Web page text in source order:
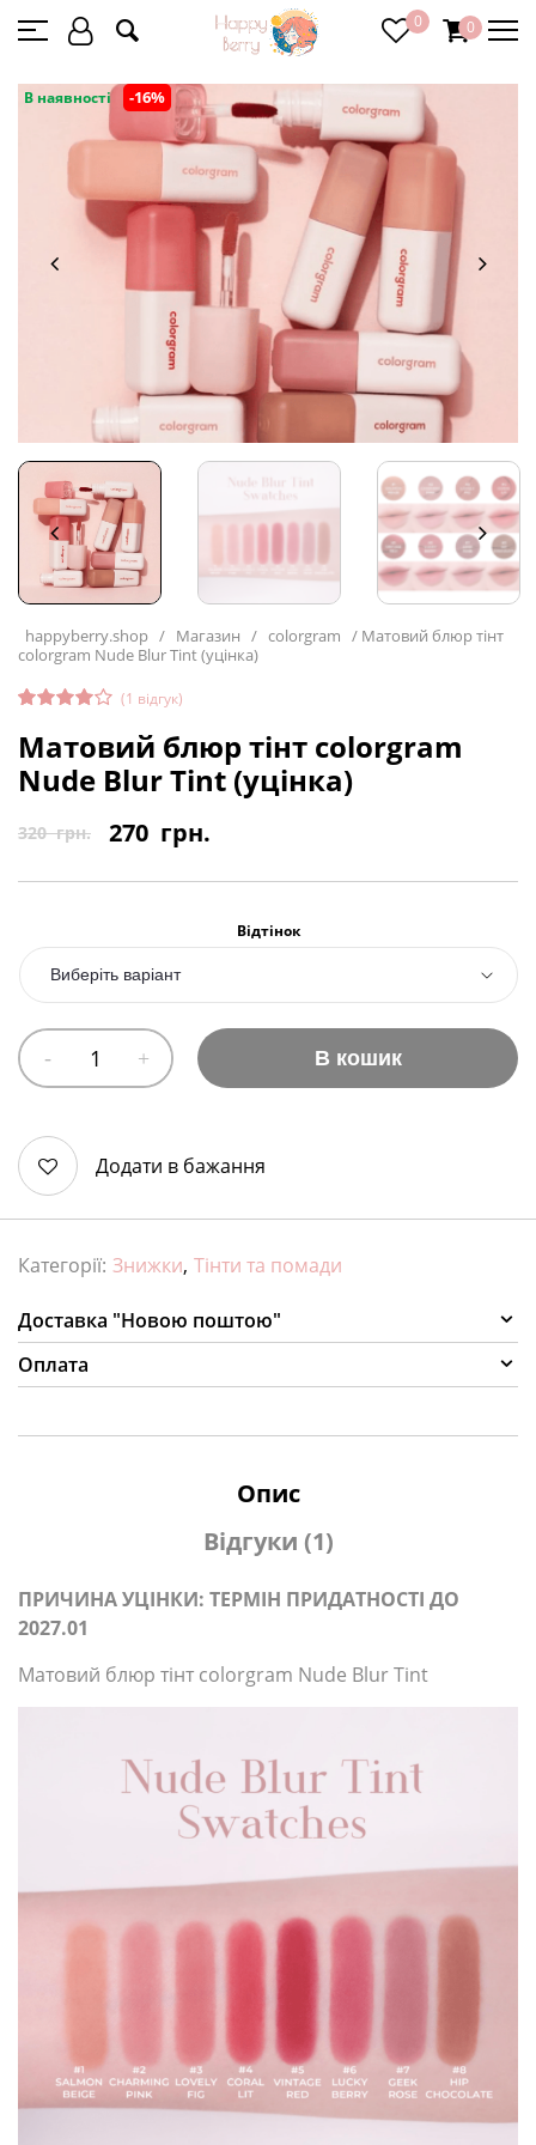
0 0
В наявності -16%
happyberry.shop / Магазин / colorgram / Матовий блюр тінт
colorgram Nude Blur Tint (уцінка)
г4.00з
5 на
основі
ання
покупц
(1 відгук)
Матовий блюр тінт colorgram
Nude Blur Tint (уцінка)
320грн. 270 грн.
Відтінок
В кошик
Додати в бажання
Категорії: Знижки, Тінти та помади
Доставка "Новою поштою"
Оплата
Опис
Відгуки (1)
ПРИЧИНА УЦІНКИ: ТЕРМІН ПРИДАТНОСТІ ДО
2027.01
Матовий блюр тінт colorgram Nude Blur Tint